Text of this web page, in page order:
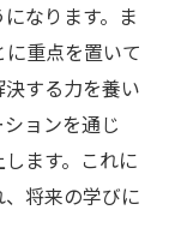
なります。ま
重点を置いて
する力を養い
ョンを通じ
ます。これに
将来の学びに